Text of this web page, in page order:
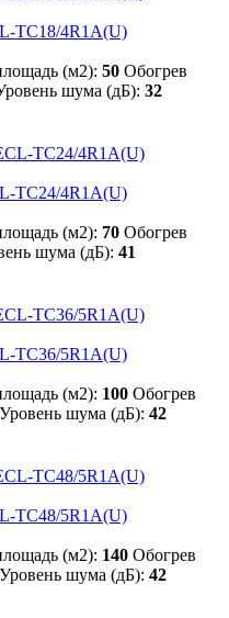
TC18/4R1A(U)
(м2): 50 Обогрев
шума (дБ): 32
TC24/4R1A(U)
(м2): 70 Обогрев
шума (дБ): 41
TC36/5R1A(U)
(м2): 100 Обогрев
Уровень шума (дБ): 42
TC48/5R1A(U)
(м2): 140 Обогрев
Уровень шума (дБ): 42